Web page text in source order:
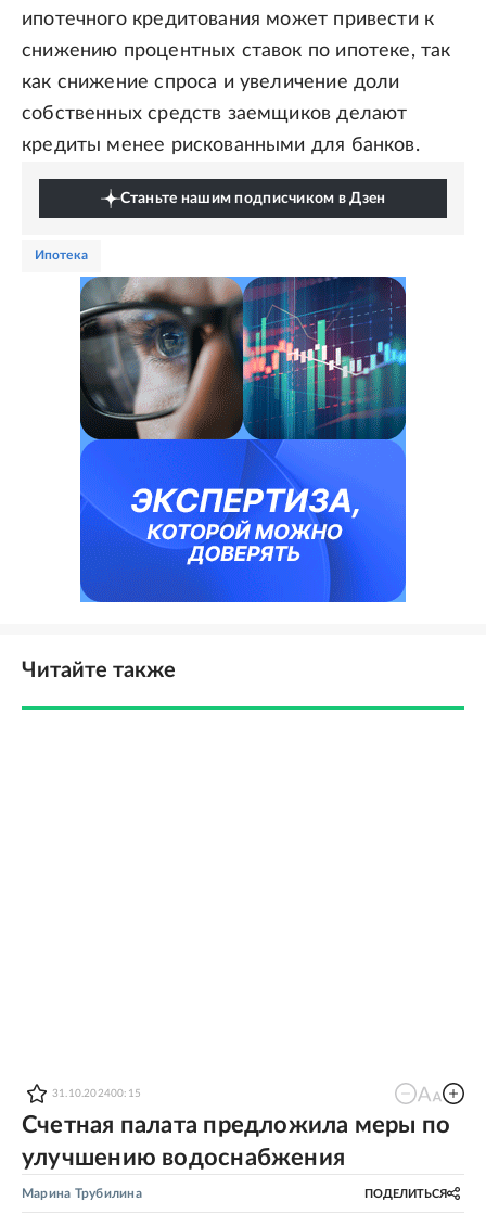
ипотечного кредитования может привести к
снижению процентных ставок по ипотеке, так
как снижение спроса и увеличение доли
собственных средств заемщиков делают
кредиты менее рискованными для банков.
Станьте нашим подписчиком в Дзен
ипотека
Читайте также
31.10.202400:15
Счетная палата предложила меры по
улучшению водоснабжения
Марина Трубилина ПОДЕЛИТЬСЯ